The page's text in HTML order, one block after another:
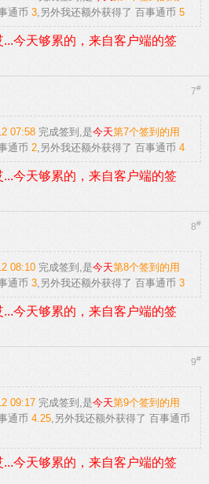
通币 3,另外我还额外获得了 百事通币 5
...今天够累的，来自客户端的签
7#
07:58 完成签到,是今天第7个签到的用
通币 2,另外我还额外获得了 百事通币 4
...今天够累的，来自客户端的签
8#
08:10 完成签到,是今天第8个签到的用
通币 3,另外我还额外获得了 百事通币 3
...今天够累的，来自客户端的签
9#
09:17 完成签到,是今天第9个签到的用
通币 4.25,另外我还额外获得了 百事通币
...今天够累的，来自客户端的签